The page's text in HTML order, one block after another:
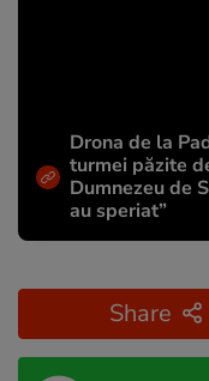
Drona de la
turmei păzite
Dumnezeu de
au speriat”
Share